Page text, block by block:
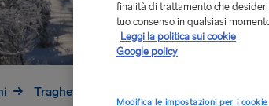
Traghetti per la Svezia
finalità di trattamento che
tuo consenso in qualsiasi
Leggi la politica sui cookie
Google policy
Modifica le impostazioni per i cookie